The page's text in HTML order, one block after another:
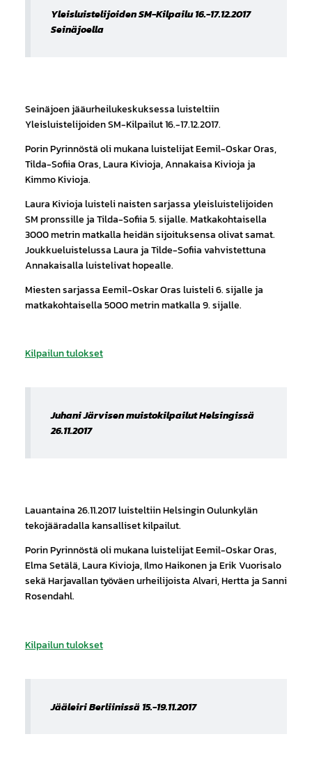
Yleisluistelijoiden SM-Kilpailu 16.-17.12.2017
Seinäjoella
Seinäjoen jääurheilukeskuksessa luisteltiin
Yleisluistelijoiden SM-Kilpailut 16.-17.12.2017.
Porin Pyrinnöstä oli mukana luistelijat Eemil-Oskar Oras,
Tilda-Sofiia Oras, Laura Kivioja, Annakaisa Kivioja ja
Kimmo Kivioja.
Laura Kivioja luisteli naisten sarjassa yleisluistelijoiden
SM pronssille ja Tilda-Sofiia 5. sijalle. Matkakohtaisella
3000 metrin matkalla heidän sijoituksensa olivat samat.
Joukkueluistelussa Laura ja Tilde-Sofiia vahvistettuna
Annakaisalla luistelivat hopealle.
Miesten sarjassa Eemil-Oskar Oras luisteli 6. sijalle ja
matkakohtaisella 5000 metrin matkalla 9. sijalle.
Kilpailun tulokset
Juhani Järvisen muistokilpailut Helsingissä
26.11.2017​
Lauantaina 26.11.2017 luisteltiin Helsingin Oulunkylän
tekojääradalla kansalliset kilpailut.
Porin Pyrinnöstä oli mukana luistelijat Eemil-Oskar Oras,
Elma Setälä, Laura Kivioja, Ilmo Haikonen ja Erik Vuorisalo
sekä Harjavallan työväen urheilijoista Alvari, Hertta ja Sanni
Rosendahl.
Kilpailun tulokset
Jääleiri Berliinissä 15.-19.11.2017